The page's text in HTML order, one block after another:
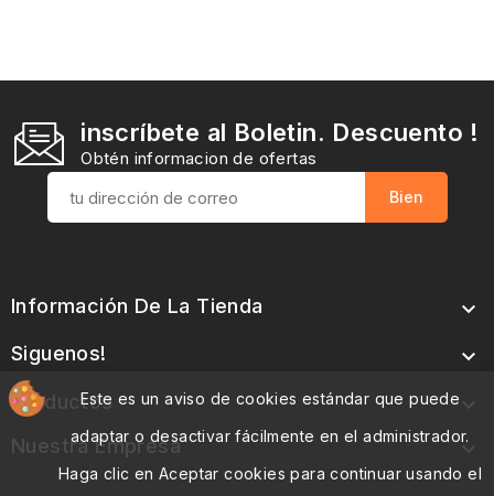
inscríbete al Boletin. Descuento !
Obtén informacion de ofertas
Información De La Tienda 
Siguenos! 
Productos 
Nuestra Empresa 
Este es un aviso de cookies estándar que puede
adaptar o desactivar fácilmente en el administrador.
Haga clic en Aceptar cookies para continuar usando el